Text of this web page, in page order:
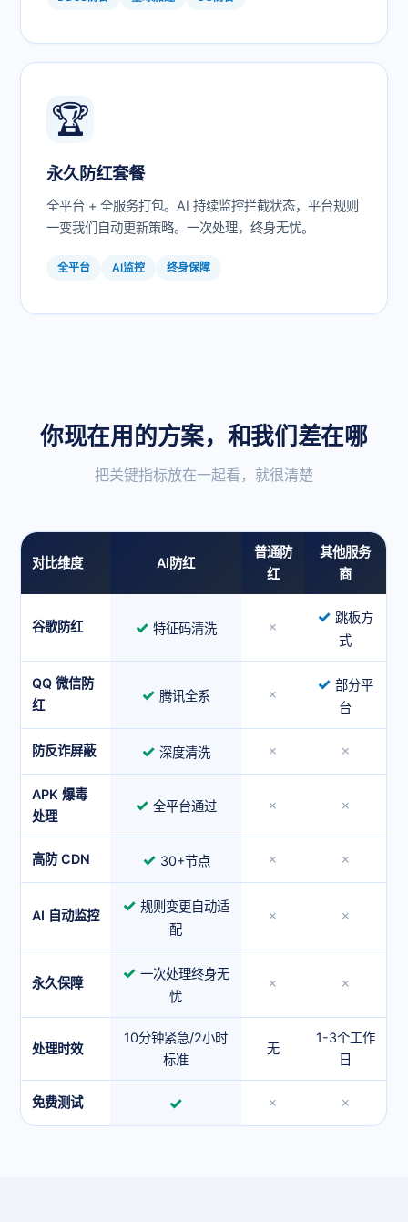
🏆
永久防红套餐
全平台 + 全服务打包。AI 持续监控拦截状态，平台规则
一变我们自动更新策略。一次处理，终身无忧。
全平台 AI监控 终身保障
你现在用的方案，和我们差在哪
把关键指标放在一起看，就很清楚
对比维度 Ai防红
普通防
红
其他服务
商
谷歌防红 ✓ 特征码清洗 ✗
✓ 跳板方
式
QQ 微信防
红
✓ 腾讯全系 ✗
✓ 部分平
台
防反诈屏蔽 ✓ 深度清洗 ✗ ✗
APK 爆毒
处理
✓ 全平台通过 ✗ ✗
高防 CDN ✓ 30+节点 ✗ ✗
AI 自动监控
✓ 规则变更自动适
配
✗ ✗
永久保障
✓ 一次处理终身无
忧
✗ ✗
处理时效
10分钟紧急/2小时
标准
无
1-3个工作
日
免费测试 ✓ ✗ ✗